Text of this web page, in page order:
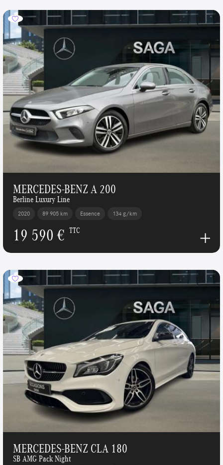
MERCEDES-BENZ A 200
Berline Luxury Line
2020 89 905 km Essence 134 g/km
19 590 € TTC
MERCEDES-BENZ CLA 180
SB AMG Pack Night